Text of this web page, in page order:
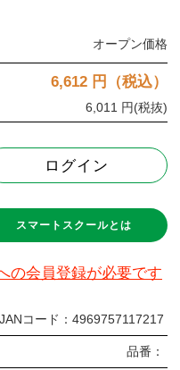
オープン価格
6,612 円（税込）
6,011 円(税抜)
ログイン
スマートスクールとは
の会員登録が必要です
JANコード： 4969757117217
品番：